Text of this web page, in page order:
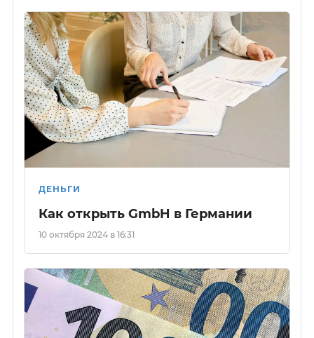
ДЕНЬГИ
Как открыть GmbH в Германии
10 октября 2024 в 16:31